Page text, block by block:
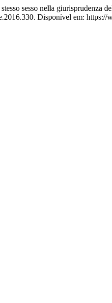
sesso nella giurisprudenza
Disponível em: